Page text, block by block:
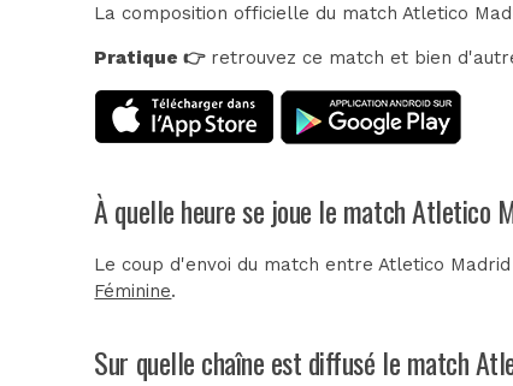
La composition officielle du match Atletico
Pratique 👉retrouvez ce match et bien
À quelle heure se joue le match Atletico
Le coup d'envoi du match entre Atletico
Féminine.
Sur quelle chaîne est diffusé le match